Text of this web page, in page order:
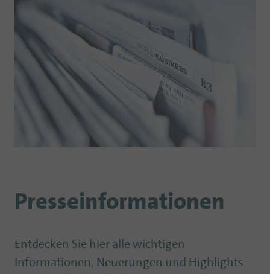
Presseinformationen
Entdecken Sie hier alle wichtigen
Informationen, Neuerungen und Highlights